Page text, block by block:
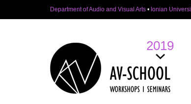
Department of Audio and Visual Arts • Ionian
2019